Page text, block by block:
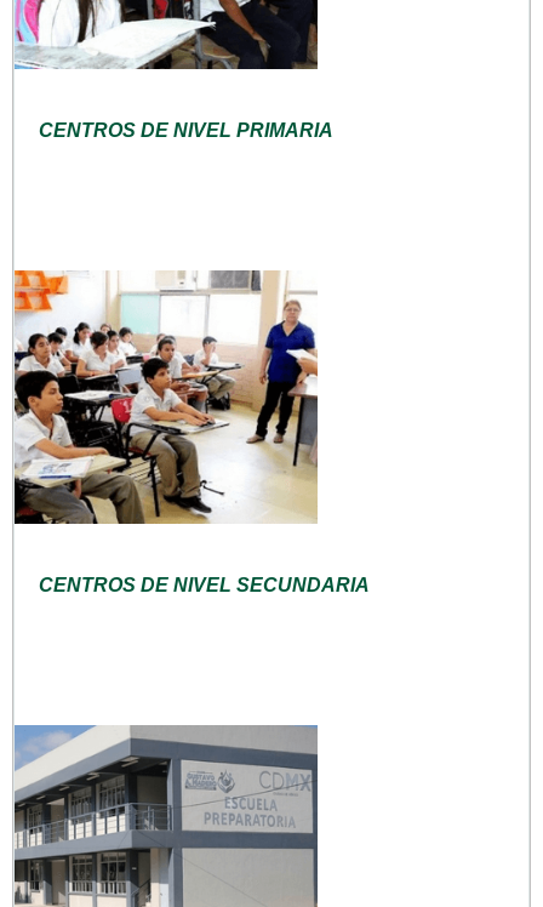
CENTROS DE NIVEL PRIMARIA
CENTROS DE NIVEL SECUNDARIA